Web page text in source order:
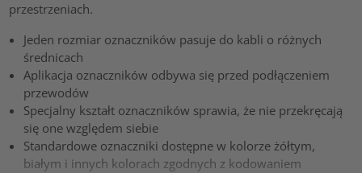
przestrzeniach.
Jeden rozmiar oznaczników pasuje do kabli o różnych
średnicach
Aplikacja oznaczników odbywa się przed podłączeniem
przewodów
Specjalny kształt oznaczników sprawia, że nie przekręcają
się one względem siebie
Standardowe oznaczniki dostępne w kolorze żółtym,
białym i innych kolorach zgodnych z kodowaniem